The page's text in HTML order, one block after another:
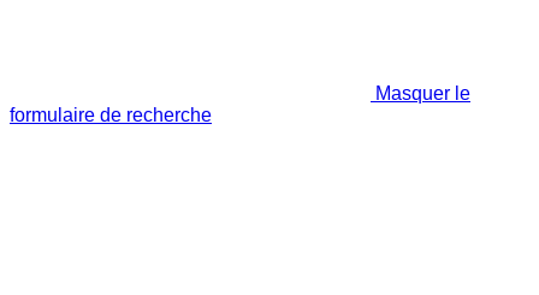
Masquer le
formulaire de recherche